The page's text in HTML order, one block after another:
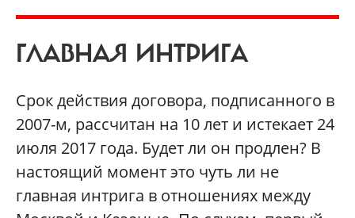
ГЛАВНАЯ ИНТРИГА
Срок действия договора, подписанного в
2007-м, рассчитан на 10 лет и истекает 24
июля 2017 года. Будет ли он продлен? В
настоящий момент это чуть ли не
главная интрига в отношениях между